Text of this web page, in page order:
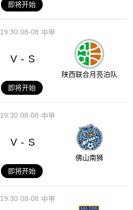
即将开始
08-08
19:30 中甲
V - S
陕西联合月亮泊队
即将开始
08-08
19:30 中甲
V - S
佛山南狮
即将开始
08-08
19:30 中甲